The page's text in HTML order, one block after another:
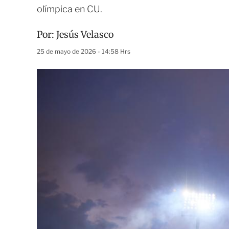
olímpica en CU.
Por: Jesús Velasco
25 de mayo de 2026 - 14:58 Hrs